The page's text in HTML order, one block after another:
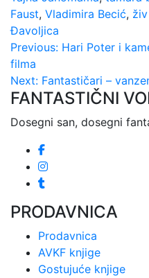
Faust, Vladimira Becić,
Đavoljica
Kretanje
članka
Previous: Hari Poter i
filma
Next: Fantastičari –
FANTASTIČNI
Dosegni san, dosegni
PRODAVNICA
Prodavnica
AVKF knjige
Gostujuće knjige